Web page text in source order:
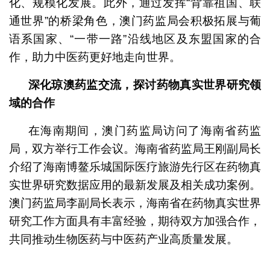
化、规模化发展。此外，通过发挥“背靠祖国、联
通世界”的桥梁角色，澳门药监局会积极拓展与葡
语系国家、“一带一路”沿线地区及东盟国家的合
作，助力中医药更好地走向世界。
深化琼澳药监交流，探讨药物真实世界研究领
域的合作
在海南期间，澳门药监局访问了海南省药监
局，双方举行工作会议。海南省药监局王刚副局长
介绍了海南博鳌乐城国际医疗旅游先行区在药物真
实世界研究数据应用的最新发展及相关成功案例。
澳门药监局李副局长表示，海南省在药物真实世界
研究工作方面具有丰富经验，期待双方加强合作，
共同推动生物医药与中医药产业高质量发展。